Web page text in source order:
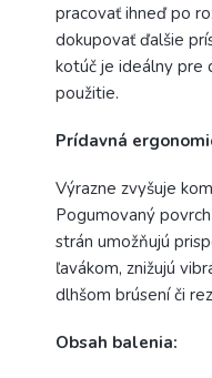
pracovať ihneď po
dokupovať ďalšie
kotúč je ideálny pre
použitie.
Prídavná
Výrazne zvyšuje
Pogumovaný
strán umožňujú
ľavákom, znižujú
dlhšom brúsení či
Obsah balenia: